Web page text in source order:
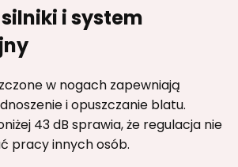
i system
w nogach zapewniają
i opuszczanie blatu.
43 dB sprawia, że regulacja nie
pracy innych osób.